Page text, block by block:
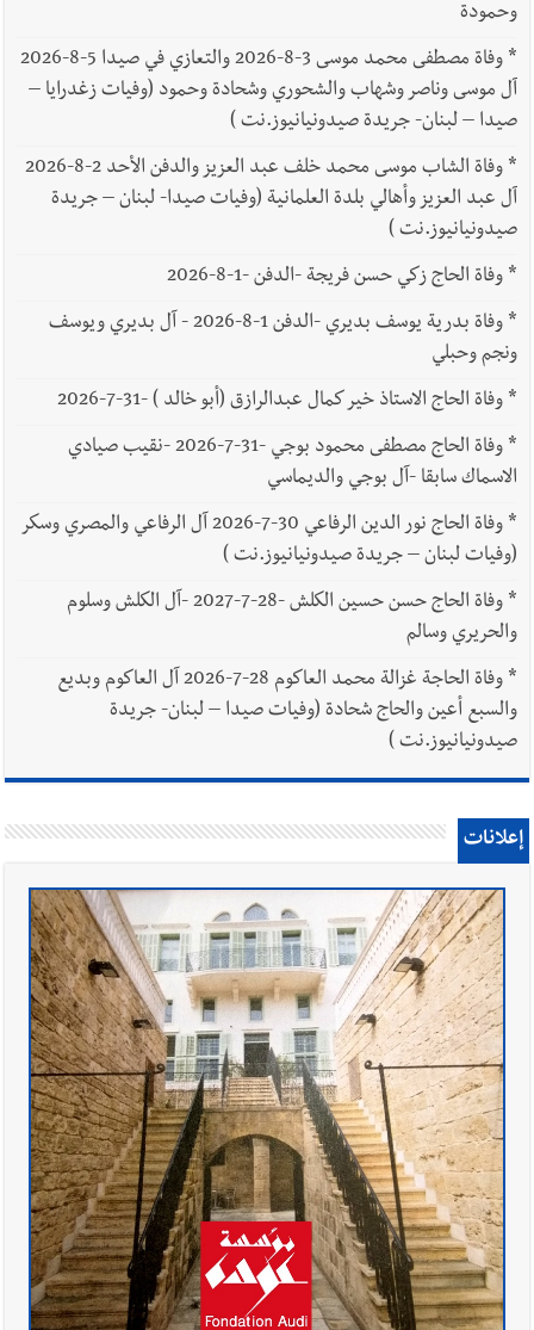
وحمودة
*
وفاة مصطفى محمد موسى 3-8-2026 والتعازي في صيدا 5-8-2026
آل موسى وناصر وشهاب والشحوري وشحادة وحمود (وفيات زغدرايا –
صيدا – لبنان- جريدة صيدونيانيوز.نت )
*
وفاة الشاب موسى محمد خلف عبد العزيز والدفن الأحد 2-8-2026
آل عبد العزيز وأهالي بلدة العلمانية (وفيات صيدا- لبنان – جريدة
صيدونيانيوز.نت )
*وفاة الحاج زكي حسن فريجة -الدفن -1-8-2026
*
وفاة بدرية يوسف بديري -الدفن 1-8-2026 - آل بديري ويوسف
ونجم وحبلي
*وفاة الحاج الاستاذ خير كمال عبدالرازق (أبو خالد ) -31-7-2026
*
وفاة الحاج مصطفى محمود بوجي -31-7-2026 -نقيب صيادي
الاسماك سابقا -آل بوجي والديماسي
*
وفاة الحاج نور الدين الرفاعي 30-7-2026 آل الرفاعي والمصري وسكر
(وفيات لبنان – جريدة صيدونيانيوز.نت )
*
وفاة الحاج حسن حسين الكلش -28-7-2027 -آل الكلش وسلوم
والحريري وسالم
*
وفاة الحاجة غزالة محمد العاكوم 28-7-2026 آل العاكوم وبديع
والسبع أعين والحاج شحادة (وفيات صيدا – لبنان- جريدة
صيدونيانيوز.نت )
إعلانات